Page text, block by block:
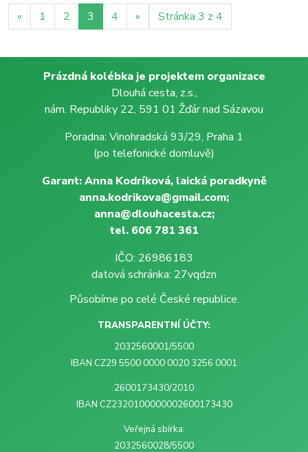
« 1 2 3 4 » Stránka 3 z 4
Prázdná kolébka je projektem organizace
Dlouhá cesta, z.s.,
nám. Republiky 22, 591 01 Žďár nad Sázavou
Poradna: Vinohradská 93/29, Praha 1
(po telefonické domluvě)
Garant: Anna Kodríková, laická poradkyně
anna.kodrikova@gmail.com;
anna@dlouhacesta.cz;
tel. 606 781 361
IČO: 26986183
datová schránka: 27vqdzn
Působíme po celé České republice.
TRANSPARENTNÍ ÚČTY:
2032560001/5500
IBAN CZ29 5500 0000 0020 3256 0001
2600173430/2010
IBAN CZ2320100000002600173430
Veřejná sbírka:
2032560028/5500